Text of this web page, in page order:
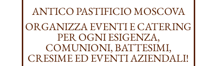
ANTICO PASTIFICIO MOSCOVA
ORGANIZZA EVENTI E CATERING
PER OGNI ESIGENZA,
COMUNIONI, BATTESIMI,
CRESIME ED EVENTI AZIENDALI!